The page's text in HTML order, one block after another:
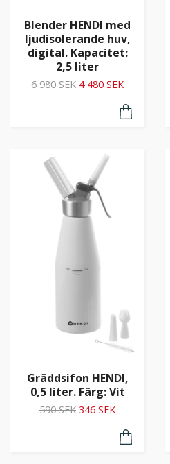
Blender HENDI med
ljudisolerande huv,
digital. Kapacitet:
2,5 liter
6 980 SEK 4 480 SEK
Gräddsifon HENDI,
0,5 liter. Färg: Vit
590 SEK 346 SEK